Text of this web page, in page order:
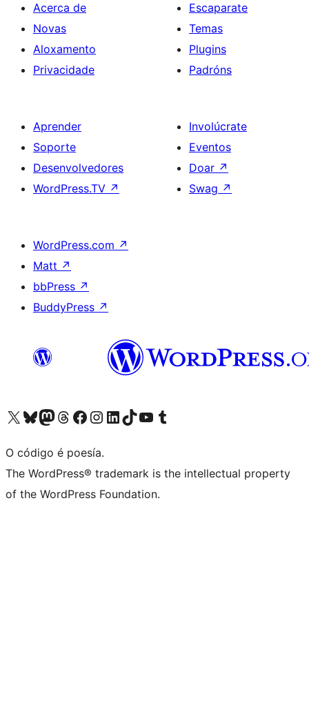
Acerca de
Novas
Aloxamento
Privacidade
Escaparate
Temas
Plugins
Padróns
Aprender
Soporte
Desenvolvedores
WordPress.TV ↗
Involúcrate
Eventos
Doar ↗
Swag ↗
WordPress.com ↗
Matt ↗
bbPress ↗
BuddyPress ↗
Visita la cuenta de X (anteriormente Twitter)
Visita a nosa conta de Bluesky
Visita a nosa conta de Mastodon
Visita a nosa conta de Threads
Visita a nosa páxina de Facebook
Visita a nosa conta de Instagram
Visita a nosa conta de LinkedIn
Visita a nosa conta de TikTok
Visita a nosa canle de YouTube
Visita a nosa conta de Tumblr
O código é poesía.
The WordPress® trademark is the intellectual property
of the WordPress Foundation.